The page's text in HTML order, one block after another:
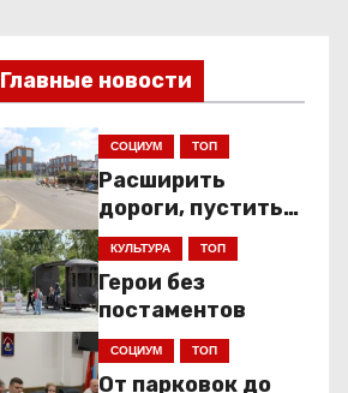
Главные новости
СОЦИУМ ТОП
Расширить
дороги, пустить
низкопольники
КУЛЬТУРА ТОП
Герои без
постаментов
СОЦИУМ ТОП
От парковок до